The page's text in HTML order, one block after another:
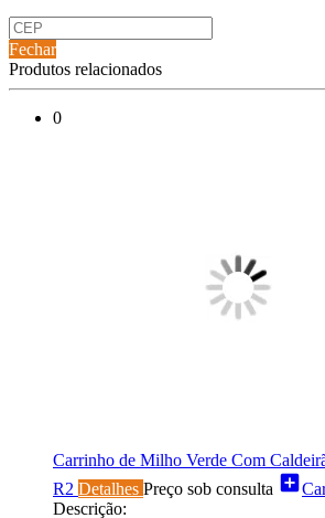
Fechar
Produtos relacionados
0
Carrinho de Milho Verde Com
R2 Detalhes Preço sob consulta add_box
Descrição: